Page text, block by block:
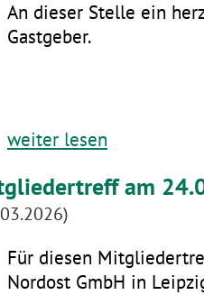
An dieser Stelle ein
Gastgeber.
weiter lesen
am
Für diesen
Nordost GmbH in